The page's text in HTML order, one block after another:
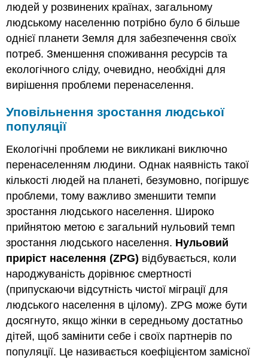
людей у розвинених країнах, загальному
людському населенню потрібно було б більше
однієї планети Земля для забезпечення своїх
потреб. Зменшення споживання ресурсів та
екологічного сліду, очевидно, необхідні для
вирішення проблеми перенаселення.
Уповільнення зростання людської
популяції
Екологічні проблеми не викликані виключно
перенаселенням людини. Однак наявність такої
кількості людей на планеті, безумовно, погіршує
проблеми, тому важливо зменшити темпи
зростання людського населення. Широко
прийнятою метою є загальний нульовий темп
зростання людського населення. Нульовий
приріст населення (ZPG) відбувається, коли
народжуваність дорівнює смертності
(припускаючи відсутність чистої міграції для
людського населення в цілому). ZPG може бути
досягнуто, якщо жінки в середньому достатньо
дітей, щоб замінити себе і своїх партнерів по
популяції. Це називається коефіцієнтом замісної